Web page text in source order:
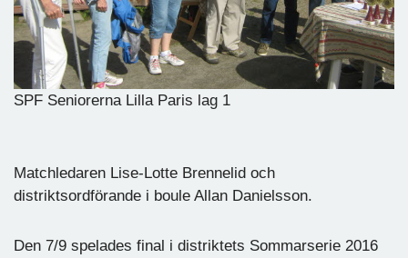
SPF Seniorerna Lilla Paris lag 1
Matchledaren Lise-Lotte Brennelid och
distriktsordförande i boule Allan Danielsson.
Den 7/9 spelades final i distriktets Sommarserie 2016